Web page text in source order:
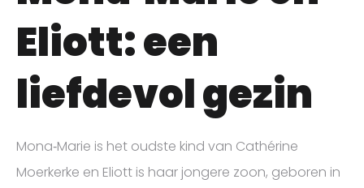
Eliott: een
liefdevol gezin
Mona‑Marie is het oudste kind van Cathérine
Moerkerke en Eliott is haar jongere zoon, geboren in